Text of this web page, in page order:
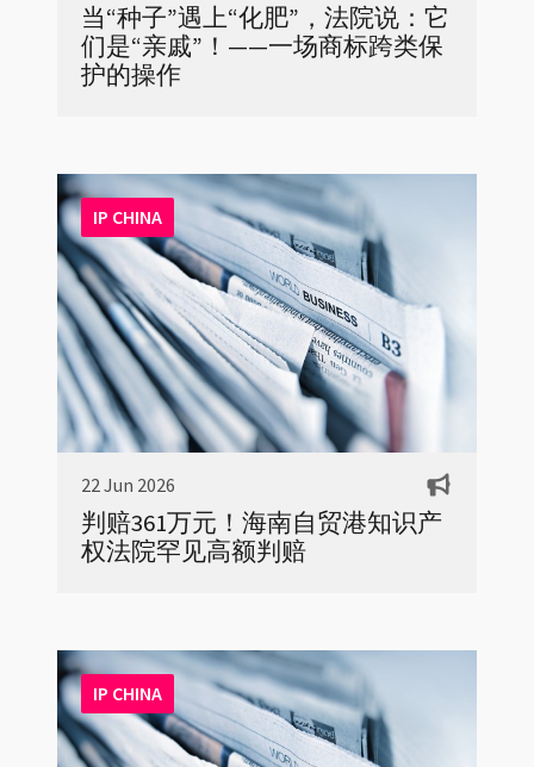
当“种子”遇上“化肥”，法院说：它
们是“亲戚”！——一场商标跨类保
护的操作
IP CHINA
22 Jun 2026
判赔361万元！海南自贸港知识产
权法院罕见高额判赔
IP CHINA